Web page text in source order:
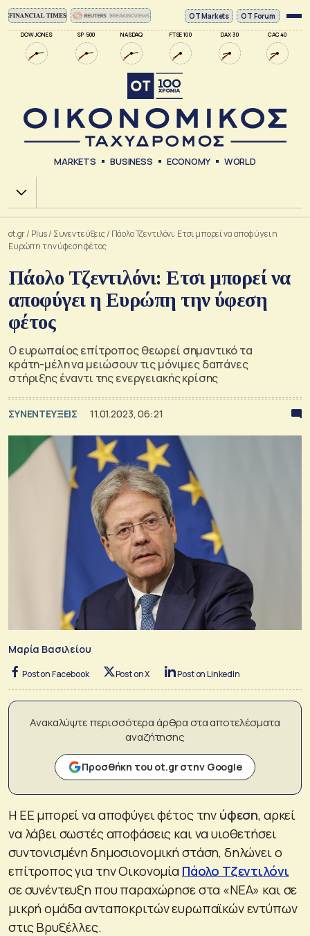
DOW JONES SP 500 NASDAQ FTSE 100 DAX 30 CAC 40
ΟΤ Markets OT Forum
MARKETS BUSINESS ECONOMY WORLD
Χ.Α.
ot.gr/ Plus/ Συνεντεύξεις/ Πάολο Τζεντιλόνι: Ετσι μπορεί να αποφύγει η
Ευρώπη την ύφεση φέτος
Πάολο Τζεντιλόνι: Ετσι μπορεί να
αποφύγει η Ευρώπη την ύφεση
φέτος
O ευρωπαίος επίτροπος θεωρεί σημαντικό τα
κράτη-μέλη να μειώσουν τις μόνιμες δαπάνες
στήριξης έναντι της ενεργειακής κρίσης
ΣΥΝΕΝΤΕΥΞΕΙΣ 11.01.2023, 06:21
Μαρία Βασιλείου
Post on Facebook Post on X Post on LinkedIn
Ανακαλύψτε περισσότερα άρθρα στα αποτελέσματα
αναζήτησης
Προσθήκη του ot.gr στην Google
Η ΕΕ μπορεί να αποφύγει φέτος την ύφεση, αρκεί
να λάβει σωστές αποφάσεις και να υιοθετήσει
συντονισμένη δημοσιονομική στάση, δηλώνει ο
επίτροπος για την Οικονομία Πάολο Τζεντιλόνι
σε συνέντευξη που παραχώρησε στα «ΝΕΑ» και σε
μικρή ομάδα ανταποκριτών ευρωπαϊκών εντύπων
στις Βρυξέλλες.